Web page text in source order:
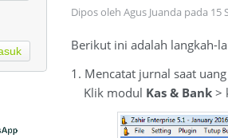
Dipos oleh Agus Juanda pada 15
Berikut ini adalah langkah-
1. Mencatat jurnal saat
Klik modul Kas & Bank >